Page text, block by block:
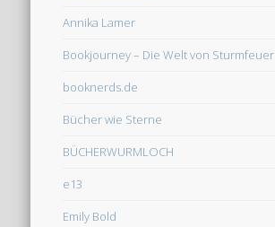
Annika Lamer
Bookjourney – Die Welt von Sturmfeuer
booknerds.de
Bücher wie Sterne
BÜCHERWURMLOCH
e13
Emily Bold